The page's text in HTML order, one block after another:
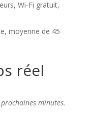
Wi-Fi gratuit,
moyenne de 45
réel
minutes.